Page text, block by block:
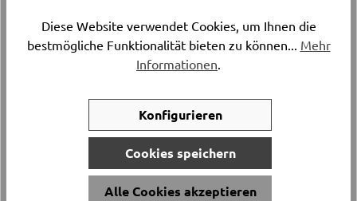
Katalogpreis
7’496.-
Artikelnummer
Versand & Lieferung
Lieferung und Montage
Diese Website verwendet Cookies, um Ihnen die
bestmögliche Funktionalität bieten zu können... Mehr
Informationen.
Konfigurieren
Cookies speichern
Alle Cookies akzeptieren